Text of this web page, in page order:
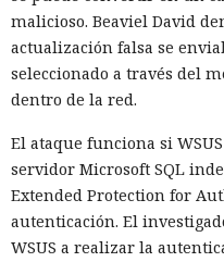
malicioso. Beaviel David
actualización falsa se
seleccionado a través del
dentro de la red.
El ataque funciona si
servidor Microsoft SQL
Extended Protection for
autenticación. El
WSUS a realizar la